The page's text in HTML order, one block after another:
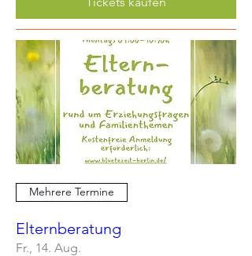
Mehrere Termine
Elternberatung
Fr., 14. Aug.